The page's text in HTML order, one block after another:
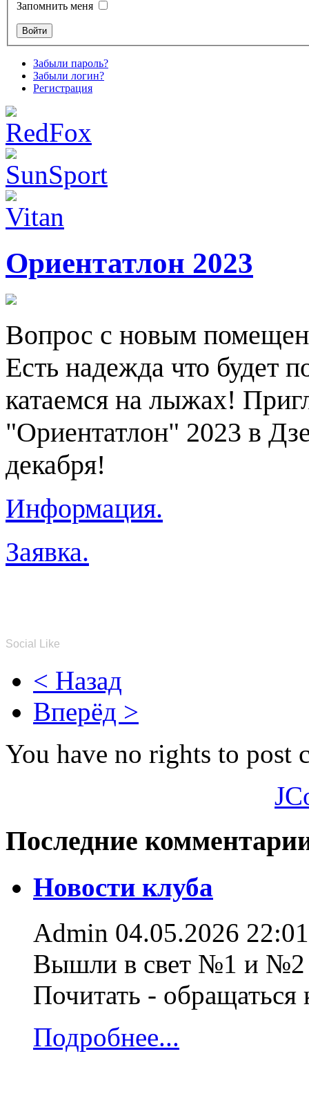
Запомнить меня
Забыли пароль?
Забыли логин?
Регистрация
Ориентатлон 2023
Вопрос с новым
Есть надежда что будет
катаемся на лыжах!
"Ориентатлон" 2023 в
декабря!
Информация.
Заявка.
Social Like
< Назад
Вперёд >
You have no rights to post
Последние
Новости клуба
Admin 04.05.2026 22:01
Вышли в свет №1 и №2
Почитать -
Подробнее...